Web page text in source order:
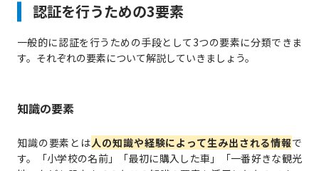
認証を行うための3要素
一般的に認証を行うための手段として3つの要素に分類できま
す。それぞれの要素について解説していきましょう。
知識の要素
知識の要素とは人の知識や経験によって生み出される情報で
す。「小学校の名前」「最初に購入した車」「一番好きな観光